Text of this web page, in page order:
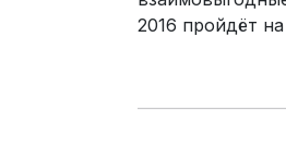
2016 пройдёт